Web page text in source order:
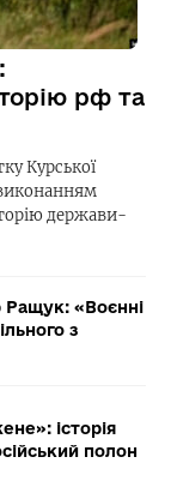
рф та
Курської
держави-
«Воєнні
з
історія
полон